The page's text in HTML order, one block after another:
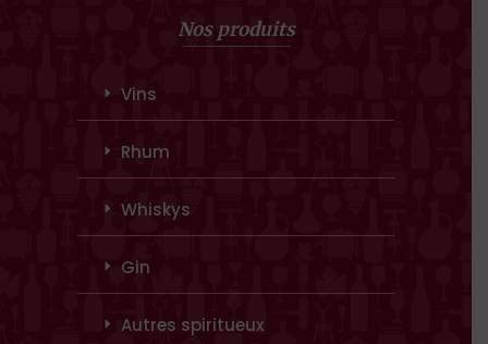
Nos produits
Vins
Rhum
Whiskys
Gin
Autres spiritueux